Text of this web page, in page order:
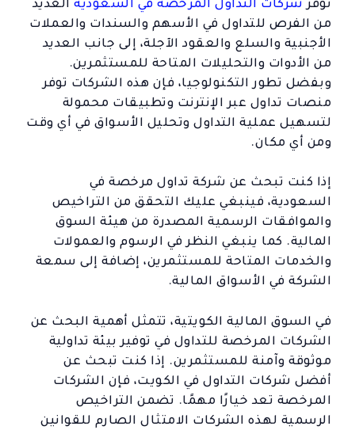
توفرشركات التداول المرخصة في السعوديةالعديد
من الفرص للتداول في الأسهم والسندات والعملات
الأجنبية والسلع والعقود الآجلة، إلى جانب العديد
من الأدوات والتحليلات المتاحة للمستثمرين.
وبفضل تطور التكنولوجيا، فإن هذه الشركات توفر
منصات تداول عبر الإنترنت وتطبيقات محمولة
لتسهيل عملية التداول وتحليل الأسواق في أي وقت
ومن أي مكان.
إذا كنت تبحث عن شركة تداول مرخصة في
السعودية، فينبغي عليك التحقق من التراخيص
والموافقات الرسمية المصدرة من هيئة السوق
المالية. كما ينبغي النظر في الرسوم والعمولات
والخدمات المتاحة للمستثمرين، إضافة إلى سمعة
الشركة في الأسواق المالية.
في السوق المالية الكويتية، تتمثل أهمية البحث عن
الشركات المرخصة للتداول في توفير بيئة تداولية
موثوقة وآمنة للمستثمرين. إذا كنت تبحث عن
أفضل شركات التداول في الكويت، فإن الشركات
المرخصة تعد خيارًا مهمًا. تضمن التراخيص
الرسمية لهذه الشركات الامتثال الصارم للقوانين